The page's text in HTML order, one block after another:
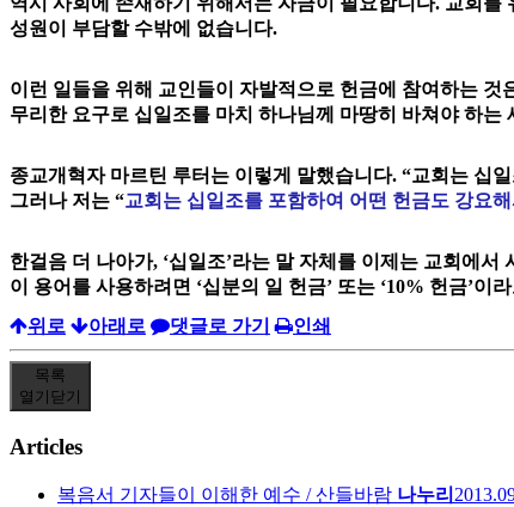
성원이 부담할 수밖에 없습니다.
이런 일들을 위해 교인들이 자발적으로 헌금에 참여하는 것
무리한 요구로 십일조를 마치 하나님께 마땅히 바쳐야 하
종교개혁자 마르틴 루터는 이렇게 말했습니다. “교회는 십
그러나 저는 “교회는 십일조를 포함하여 어떤 헌금도 강요
한걸음 더 나아가, ‘십일조’라는 말 자체를 이제는 교회에
이 용어를 사용하려면 ‘십분의 일 헌금’ 또는 ‘10% 헌금’이
위로
아래로 댓글로 가기 인쇄
목록
열기 닫기
Articles
복음서 기자들이 이해한 예수 / 산들바람 나누리